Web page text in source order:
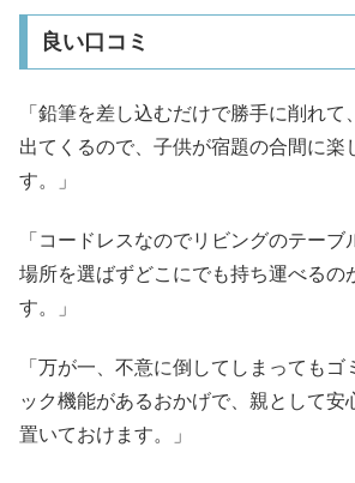
良い口コミ
「鉛筆を差し込むだけで勝手に削れて
出てくるので、子供が宿題の合間に楽
す。」
「コードレスなのでリビングのテーブ
場所を選ばずどこにでも持ち運べるの
す。」
「万が一、不意に倒してしまってもゴ
ック機能があるおかげで、親として安
置いておけます。」